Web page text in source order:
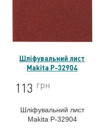
Шліфувальний лист
Makita P-32904
113 грн
Шліфувальний лист
Makita P-32904